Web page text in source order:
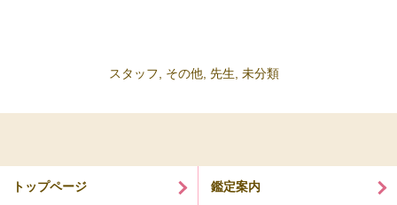
スタッフ その他 先生 未分類
トップページ 鑑定案内